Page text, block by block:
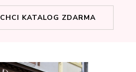
CHCI KATALOG ZDARMA